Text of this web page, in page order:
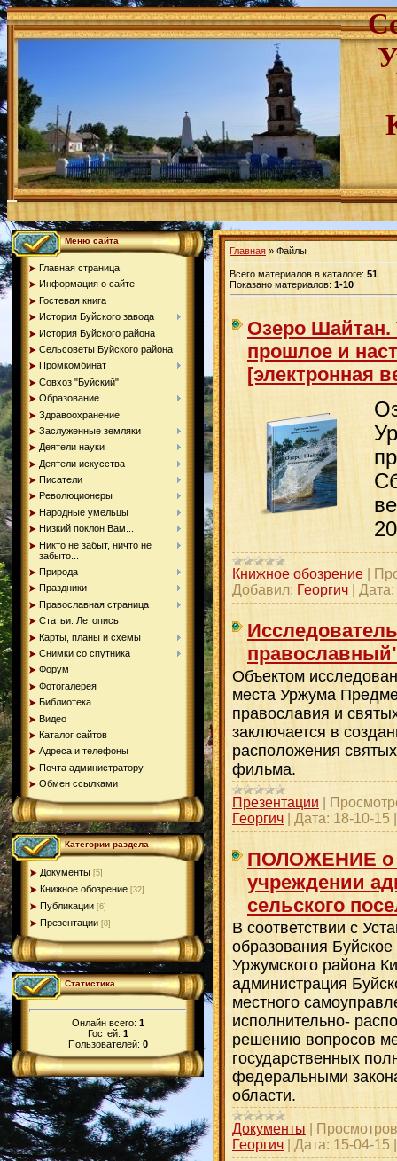
Меню сайта
Главная страница
Информация о сайте
Гостевая книга
История Буйского завода
История Буйского района
Сельсоветы Буйского района
Промкомбинат
Совхоз "Буйский"
Образование
Здравоохранение
Заслуженные земляки
Деятели науки
Деятели искусства
Писатели
Революционеры
Народные умельцы
Низкий поклон Вам...
Никто не забыт, ничто не
забыто...
Природа
Праздники
Православная страница
Статьи. Летопись
Карты, планы и схемы
Снимки со спутника
Форум
Фотогалерея
Библиотека
Видео
Каталог сайтов
Адреса и телефоны
Почта администратору
Обмен ссылками
Категории раздела
Документы [5]
Книжное обозрение [32]
Публикации [6]
Презентации [8]
Статистика
Онлайн всего: 1
Гостей: 1
Пользователей: 0
Главная » Файлы
Всего материалов в каталоге: 51
Показано материалов: 1-10
Озеро
прошлое и
[электронная
Книжное обозрение
Добавил: Георгич Дата:
Объектом
места Уржума
православия и
заключается в
расположения
фильма.
Презентации
Георгич
Дата: 18-10-15
ПОЛОЖЕНИЕ о
учреждении
сельского
В соответствии с
образования
Уржумского района
администрация
местного
исполнительно-
решению вопросов
государственных
федеральными
области.
Документы
Георгич
Дата: 15-04-15